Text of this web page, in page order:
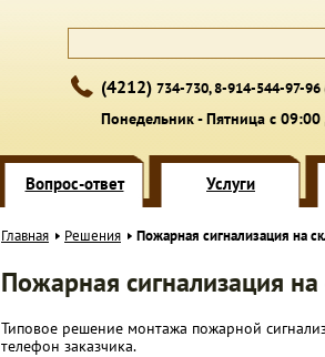
(4212) 734-730, 8-914-544-97-96
Понедельник - Пятница с
Вопрос-ответ Услуги
Главная Решения Пожарная сигнализация на
Пожарная сигнализация на
Типовое решение монтажа пожарной
телефон заказчика.